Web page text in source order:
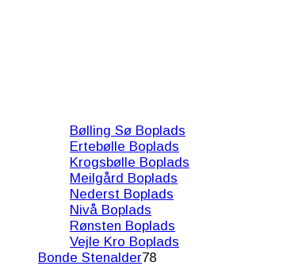
Bølling Sø Boplads
Ertebølle Boplads
Krogsbølle Boplads
Meilgård Boplads
Nederst Boplads
Nivå Boplads
Rønsten Boplads
Vejle Kro Boplads
Bonde Stenalder78